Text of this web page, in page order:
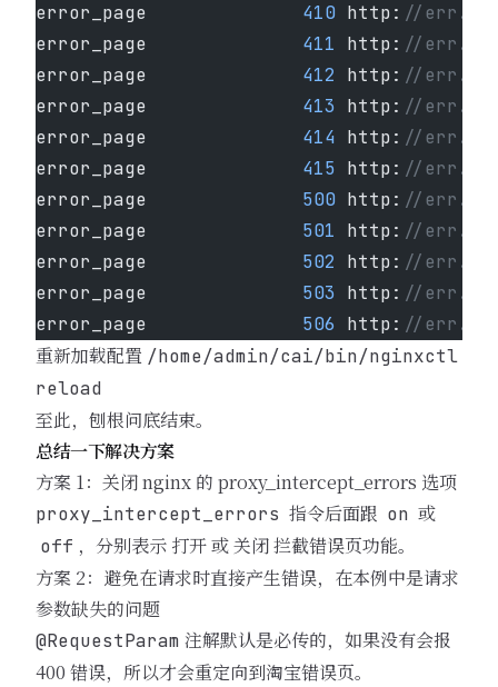
error_page 410 http: //
error_page 411 http: //
error_page 412 http: //
error_page 413 http: //
error_page 414 http: //
error_page 415 http: //
error_page 500 http: //
error_page 501 http: //
error_page 502 http: //
error_page 503 http: //
error_page 506 http: //
重新加载配置 /home/admin/cai/bin/nginxctl
reload
至此，刨根问底结束。
总结一下解决方案
方案 1：关闭 nginx 的 proxy_intercept_errors 选项
proxy_intercept_errors 指令后面跟 on 或
off ，分别表示 打开 或 关闭 拦截错误页功能。
方案 2：避免在请求时直接产生错误，在本例中是请求
参数缺失的问题
@RequestParam 注解默认是必传的，如果没有会报
400 错误，所以才会重定向到淘宝错误页。